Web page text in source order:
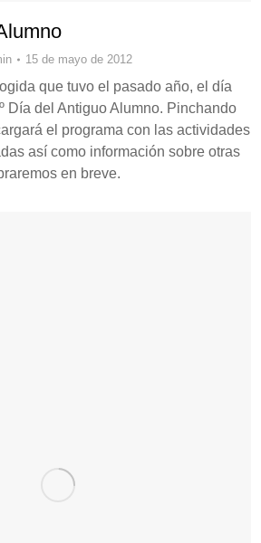
15 de mayo de 2012
que tuvo el pasado año, el día
Día del Antiguo Alumno. Pinchando
el programa con las actividades
así como información sobre otras
en breve.